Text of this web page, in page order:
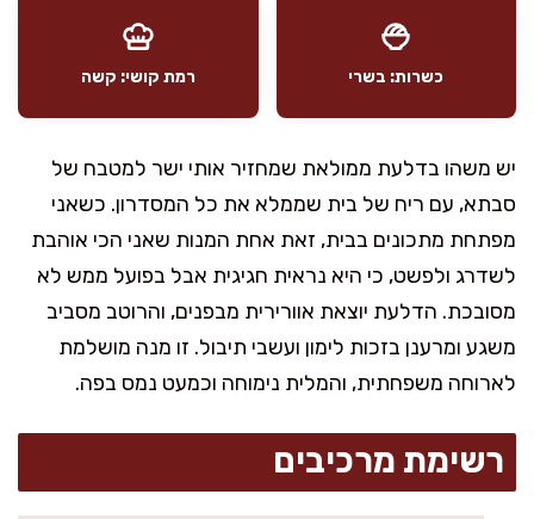
כשרות: בשרי רמת קושי: קשה
יש משהו בדלעת ממולאת שמחזיר אותי ישר למטבח של
סבתא, עם ריח של בית שממלא את כל המסדרון. כשאני
מפתחת מתכונים בבית, זאת אחת המנות שאני הכי אוהבת
לשדרג ולפשט, כי היא נראית חגיגית אבל בפועל ממש לא
מסובכת. הדלעת יוצאת אוורירית מבפנים, והרוטב מסביב
משגע ומרענן בזכות לימון ועשבי תיבול. זו מנה מושלמת
לארוחה משפחתית, והמלית נימוחה וכמעט נמס בפה.
רשימת מרכיבים